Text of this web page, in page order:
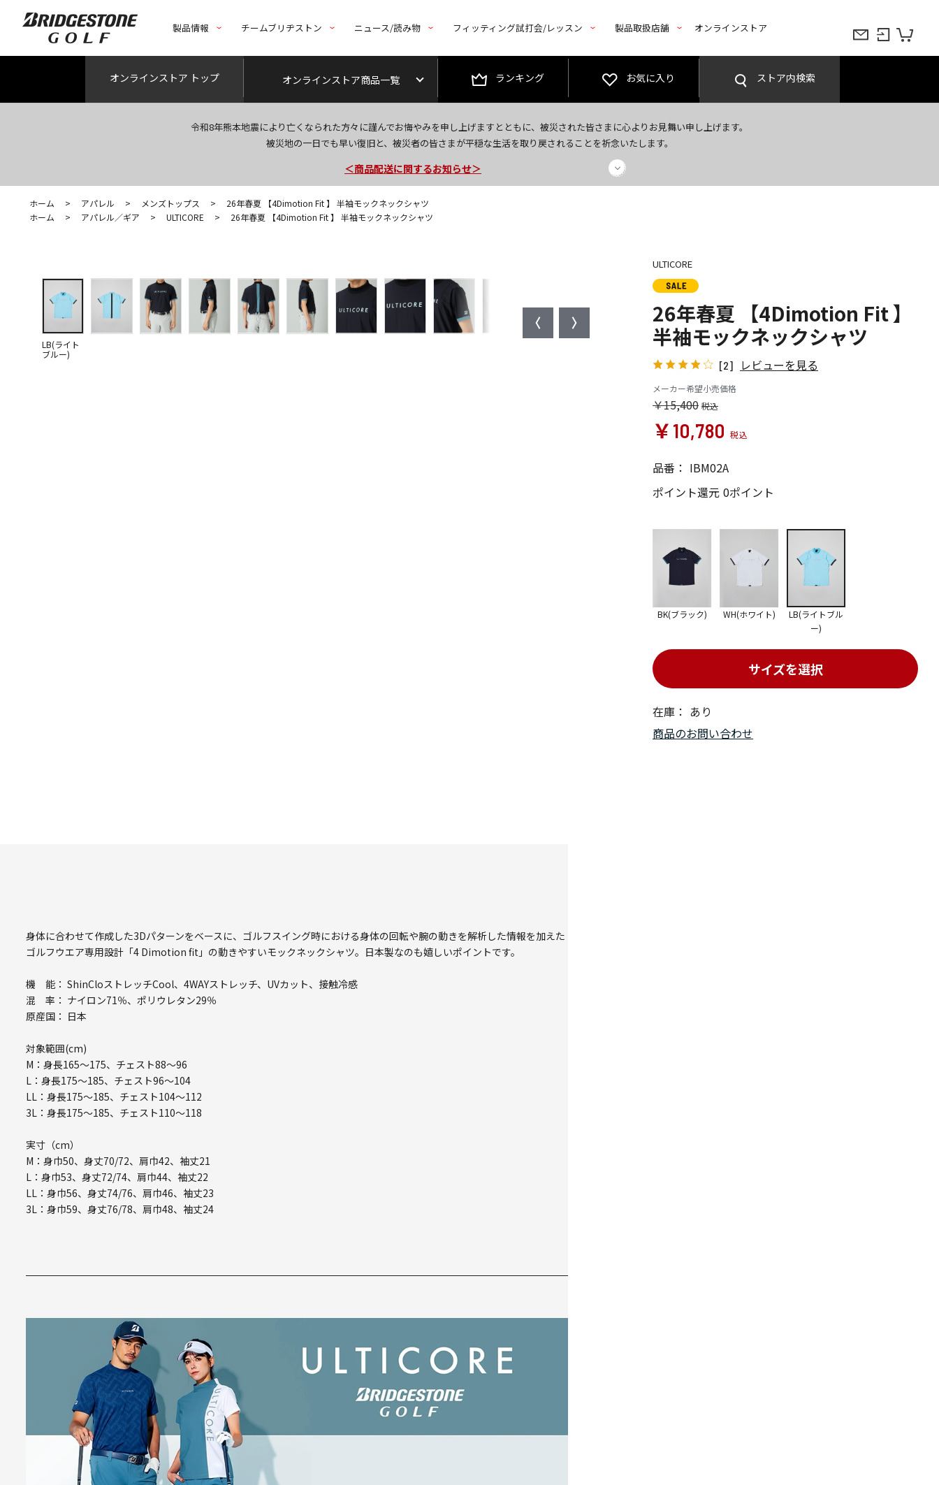
製品情報 チームブリヂストン ニュース/読み物 フィッティング試打会/レッスン 製品取扱店舗 オンラインストア
オンラインストア トップ オンラインストア商品一覧 ランキング お気に入り ストア内検索
令和8年熊本地震により亡くなられた方々に謹んでお悔やみを申し上げますとともに、被災された皆さまに心よりお見舞い申し上げます。
被災地の一日でも早い復旧と、被災者の皆さまが平穏な生活を取り戻されることを祈念いたします。
今なら新規会員登録で1,000円OFFクーポンプレゼント！
＜商品配送に関するお知らせ＞
＜夏季休暇中のご注文・発送・お問い合わせ＞
ホーム > アパレル > メンズトップス >
26年春夏 【4Dimotion Fit 】 半袖モックネックシャツ
ホーム
> アパレル／ギア > ULTICORE > 26年春夏 【4Dimotion Fit 】 半袖モックネックシャツ
LB(ライト
ブルー)
ULTICORE
26年春夏 【4Dimotion Fit 】
半袖モックネックシャツ
[2] レビューを見る
メーカー希望小売価格
￥15,400
￥10,780
品番： IBM02A
ポイント還元 0ポイント
在庫： あり
サイズを選択
BK(ブラック) WH(ホワイト)
LB(ライトブル
ー)
商品のお問い合わせ
身体に合わせて作成した3Dパターンをベースに、ゴルフスイング時における身体の回転や腕の動きを解析した情報を加えた
ゴルフウエア専用設計「4 Dimotion fit」の動きやすいモックネックシャツ。日本製なのも嬉しいポイントです。
機 能： ShinCloストレッチCool、4WAYストレッチ、UVカット、接触冷感
混 率： ナイロン71％、ポリウレタン29％
原産国： 日本
対象範囲(cm)
M：身長165～175、チェスト88～96
L：身長175～185、チェスト96～104
LL：身長175～185、チェスト104～112
3L：身長175～185、チェスト110～118
実寸（cm）
M：身巾50、身丈70/72、肩巾42、袖丈21
L：身巾53、身丈72/74、肩巾44、袖丈22
LL：身巾56、身丈74/76、肩巾46、袖丈23
3L：身巾59、身丈76/78、肩巾48、袖丈24